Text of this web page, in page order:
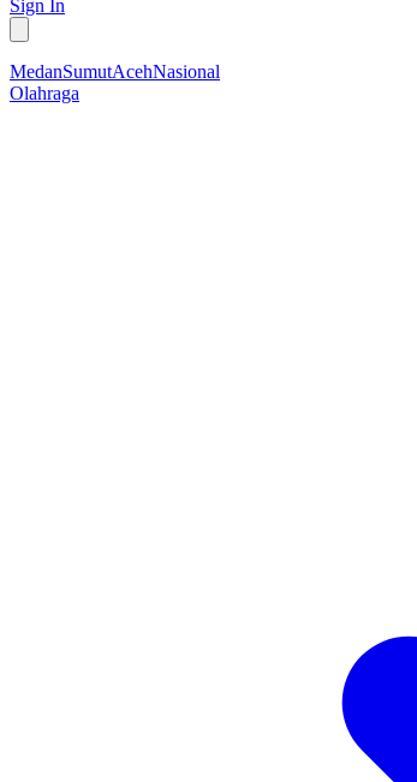
Sign In
MedanSumutAcehNasional
Olahraga